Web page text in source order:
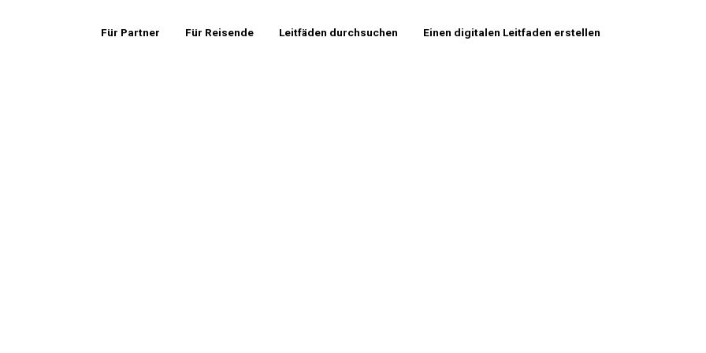
Für Partner Für Reisende Leitfäden durchsuchen Einen digitalen Leitfaden erstellen